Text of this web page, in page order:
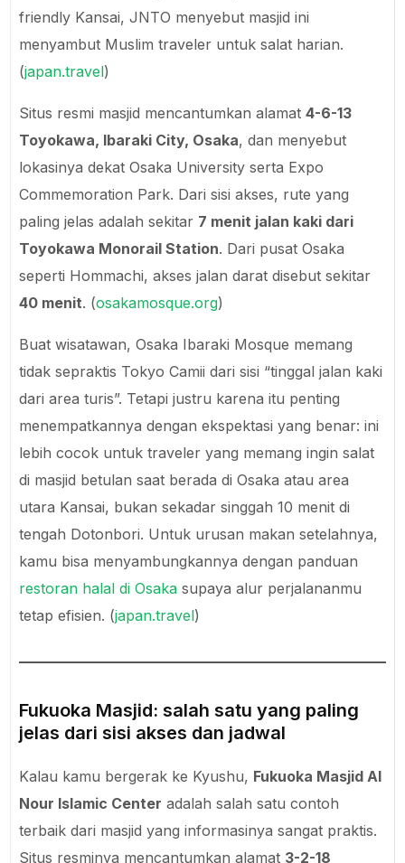
friendly Kansai, JNTO menyebut masjid ini
menyambut Muslim traveler untuk salat harian.
(japan.travel)
Situs resmi masjid mencantumkan alamat4-6-13
Toyokawa, Ibaraki City, Osaka, dan menyebut
lokasinya dekat Osaka University serta Expo
Commemoration Park. Dari sisi akses, rute yang
paling jelas adalah sekitar 7 menit jalan kaki dari
Toyokawa Monorail Station. Dari pusat Osaka
seperti Hommachi, akses jalan darat disebut sekitar
40 menit. (osakamosque.org)
Buat wisatawan, Osaka Ibaraki Mosque memang
tidak sepraktis Tokyo Camii dari sisi “tinggal jalan kaki
dari area turis”. Tetapi justru karena itu penting
menempatkannya dengan ekspektasi yang benar: ini
lebih cocok untuk traveler yang memang ingin salat
di masjid betulan saat berada di Osaka atau area
utara Kansai, bukan sekadar singgah 10 menit di
tengah Dotonbori. Untuk urusan makan setelahnya,
kamu bisa menyambungkannya dengan panduan
restoran halal di Osaka supaya alur perjalananmu
tetap efisien. (japan.travel)
Fukuoka Masjid: salah satu yang paling
jelas dari sisi akses dan jadwal
Kalau kamu bergerak ke Kyushu, Fukuoka Masjid Al
Nour Islamic Center adalah salah satu contoh
terbaik dari masjid yang informasinya sangat praktis.
Situs resminya mencantumkan alamat 3-2-18